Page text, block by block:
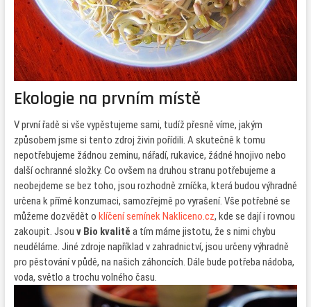
Ekologie na prvním místě
V první řadě si vše vypěstujeme sami, tudíž přesně víme, jakým
způsobem jsme si tento zdroj živin pořídili. A skutečně k tomu
nepotřebujeme žádnou zeminu, nářadí, rukavice, žádné hnojivo nebo
další ochranné složky. Co ovšem na druhou stranu potřebujeme a
neobejdeme se bez toho, jsou rozhodně zrníčka, která budou výhradně
určena k přímé konzumaci, samozřejmě po vyrašení. Vše potřebné se
můžeme dozvědět o klíčení semínek Nakliceno.cz, kde se dají i rovnou
zakoupit. Jsou v Bio kvalitě a tím máme jistotu, že s nimi chybu
neuděláme. Jiné zdroje například v zahradnictví, jsou určeny výhradně
pro pěstování v půdě, na našich záhoncích. Dále bude potřeba nádoba,
voda, světlo a trochu volného času.